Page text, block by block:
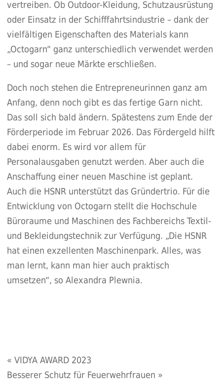
vertreiben. Ob Outdoor-Kleidung, Schutzausrüstung
oder Einsatz in der Schifffahrtsindustrie – dank der
vielfältigen Eigenschaften des Materials kann
„Octogarn“ ganz unterschiedlich verwendet werden
– und sogar neue Märkte erschließen.
Doch noch stehen die Entrepreneurinnen ganz am
Anfang, denn noch gibt es das fertige Garn nicht.
Das soll sich bald ändern. Spätestens zum Ende der
Förderperiode im Februar 2026. Das Fördergeld hilft
dabei enorm. Es wird vor allem für
Personalausgaben genutzt werden. Aber auch die
Anschaffung einer neuen Maschine ist geplant.
Auch die HSNR unterstützt das Gründertrio. Für die
Entwicklung von Octogarn stellt die Hochschule
Büroraume und Maschinen des Fachbereichs Textil-
und Bekleidungstechnik zur Verfügung. „Die HSNR
hat einen exzellenten Maschinenpark. Alles, was
man lernt, kann man hier auch praktisch
umsetzen“, so Alexandra Plewnia.
« VIDYA AWARD 2023
Besserer Schutz für Feuerwehrfrauen »